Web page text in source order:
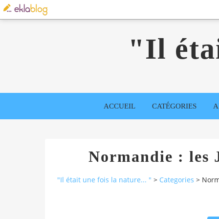
"Il
ACCUEIL CATÉGORIES
Normandie : les
"Il était une fois la nature... " > Categories >